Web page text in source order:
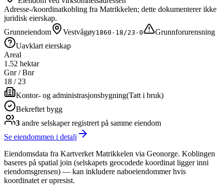
Adresse-/koordinatkobling fra Matrikkelen; dette dokumenterer ikke
juridisk eierskap.
Grunneiendom
Vestvågøy1860-18/23-0
Grunnforurensning
Uavklart eierskap
Areal
1.52 hektar
Gnr / Bnr
18 /23
Kontor- og administrasjonsbygning(Tatt i bruk)
Bekreftet bygg
3 andre selskaperregistrert på samme eiendom
Se eiendommen i detalj
Eiendomsdata fra Kartverket Matrikkelen via Geonorge. Koblingen
baseres på spatial join (selskapets geocodede koordinat ligger inni
eiendomsgrensen) — kan inkludere naboeiendommer hvis
koordinatet er upresist.